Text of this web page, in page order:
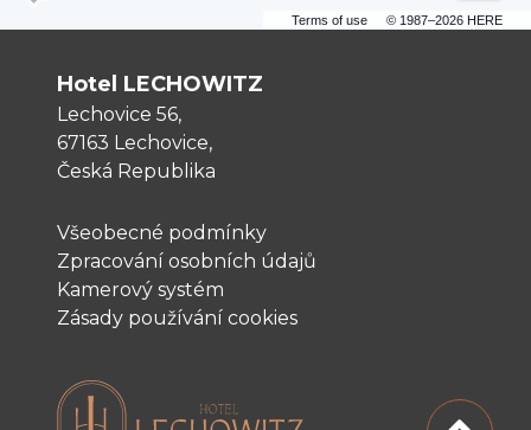
Terms of use © 1987–2026 HERE
Hotel LECHOWITZ
Lechovice 56,
67163 Lechovice,
Česká Republika
Všeobecné podmínky
Zpracování osobních údajů
Kamerový systém
Zásady používání cookies